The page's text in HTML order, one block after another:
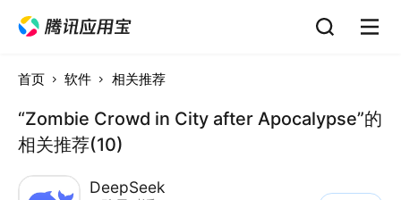
首页 软件 相关推荐
“Zombie Crowd in City after Apocalypse”的
相关推荐(10)
DeepSeek